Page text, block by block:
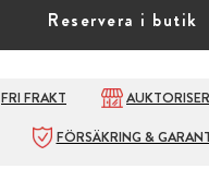
Reservera i butik
FRI FRAKT
FÖRSÄKRING &